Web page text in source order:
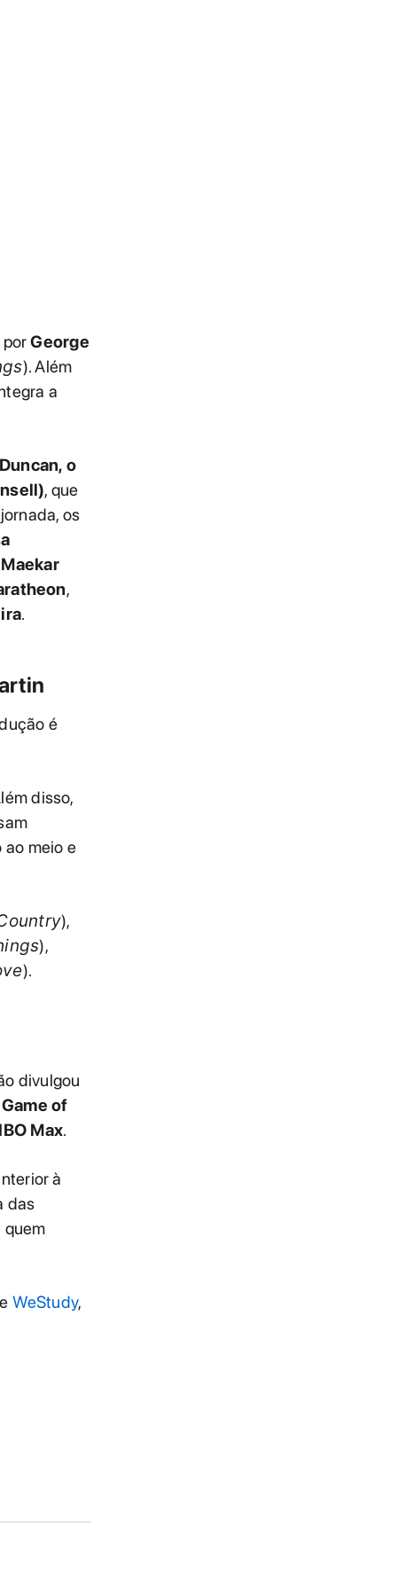
porGeorge
). Além
a
o
, que
os
,
.
é
disso,
meio e
),
),
).
divulgou
Game of
Max.
à
das
WeStudy,